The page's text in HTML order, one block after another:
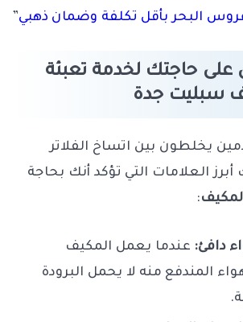
البحر بأقل تكلفة وضمان ذهبي”
على حاجتك لخدمة تعبئة
سبليت جدة
يخلطون بين اتساخ الفلاتر
العلامات التي تؤكد أنك بحاجة
:
دافئ: عندما يعمل المكيف
المندفع منه لا يحمل البرودة